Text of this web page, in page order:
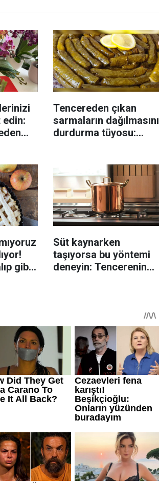
Tencereden çıkan
sarmaların dağılmasını
durdurma tüyosu:
gibi
Süt kaynarken
taşıyorsa bu yöntemi
deneyin: Tencerenin